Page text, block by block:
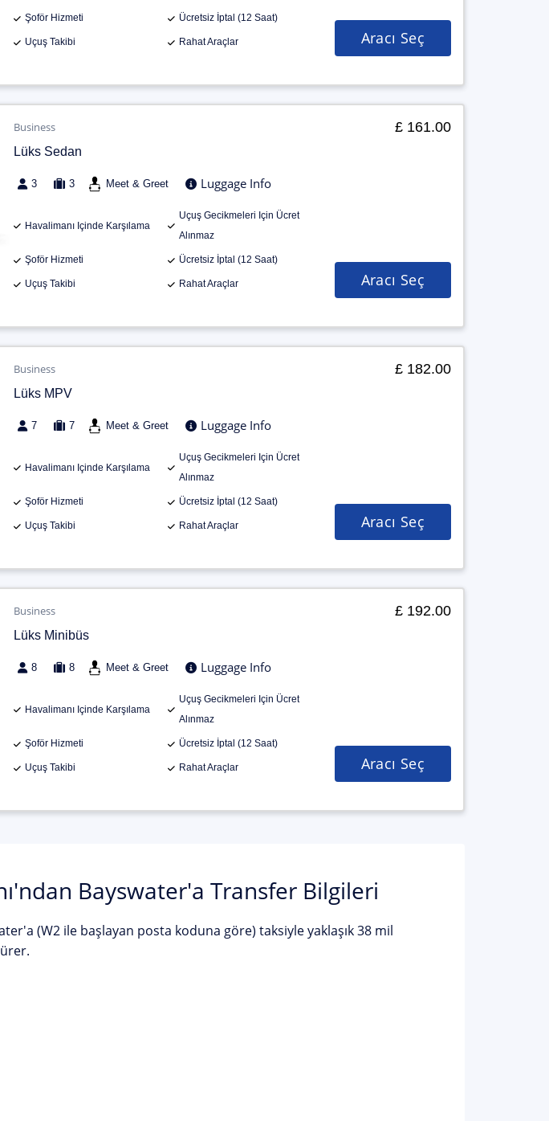
Şoför Hizmeti Ücretsiz İptal (12 Saat)
Uçuş Takibi Rahat Araçlar Aracı Seç
Business
Lüks Sedan
3 3 Meet & Greet Luggage Info
Havalimanı Içinde Karşılama
Uçuş Gecikmeleri Için Ücret
Alınmaz
Şoför Hizmeti Ücretsiz İptal (12 Saat)
Uçuş Takibi Rahat Araçlar
£ 161.00
Aracı Seç
Business
Lüks MPV
7 7 Meet & Greet Luggage Info
Havalimanı Içinde Karşılama
Uçuş Gecikmeleri Için Ücret
Alınmaz
Şoför Hizmeti Ücretsiz İptal (12 Saat)
Uçuş Takibi Rahat Araçlar
£ 182.00
Aracı Seç
Business
Lüks Minibüs
8 8 Meet & Greet Luggage Info
Havalimanı Içinde Karşılama
Uçuş Gecikmeleri Için Ücret
Alınmaz
Şoför Hizmeti Ücretsiz İptal (12 Saat)
Uçuş Takibi Rahat Araçlar
£ 192.00
Aracı Seç
Bayswater'a Transfer Bilgileri
(W2 ile başlayan posta koduna göre) taksiyle yaklaşık 38 mil